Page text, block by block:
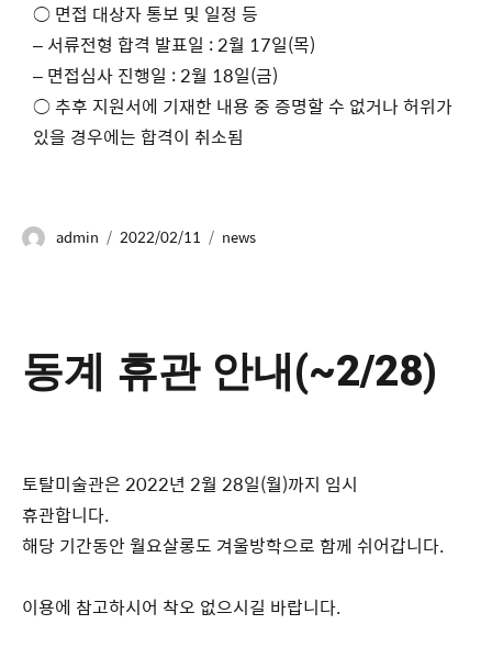
○ 면접 대상자 통보 및 일정 등
– 서류전형 합격 발표일 : 2월 17일(목)
– 면접심사 진행일 : 2월 18일(금)
○ 추후 지원서에 기재한 내용 중 증명할 수 없거나 허위가
있을 경우에는 합격이 취소됨
admin 2022/02/11 news
동계 휴관 안내(~2/28)
토탈미술관은 2022년 2월 28일(월)까지 임시
휴관합니다.
해당 기간동안 월요살롱도 겨울방학으로 함께 쉬어갑니다.
이용에 참고하시어 착오 없으시길 바랍니다.